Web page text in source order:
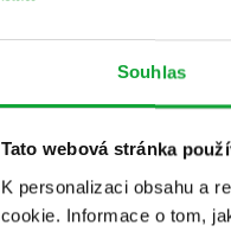
Souhlas
Tato webová stránka
K personalizaci obsahu a
cookie. Informace o tom,